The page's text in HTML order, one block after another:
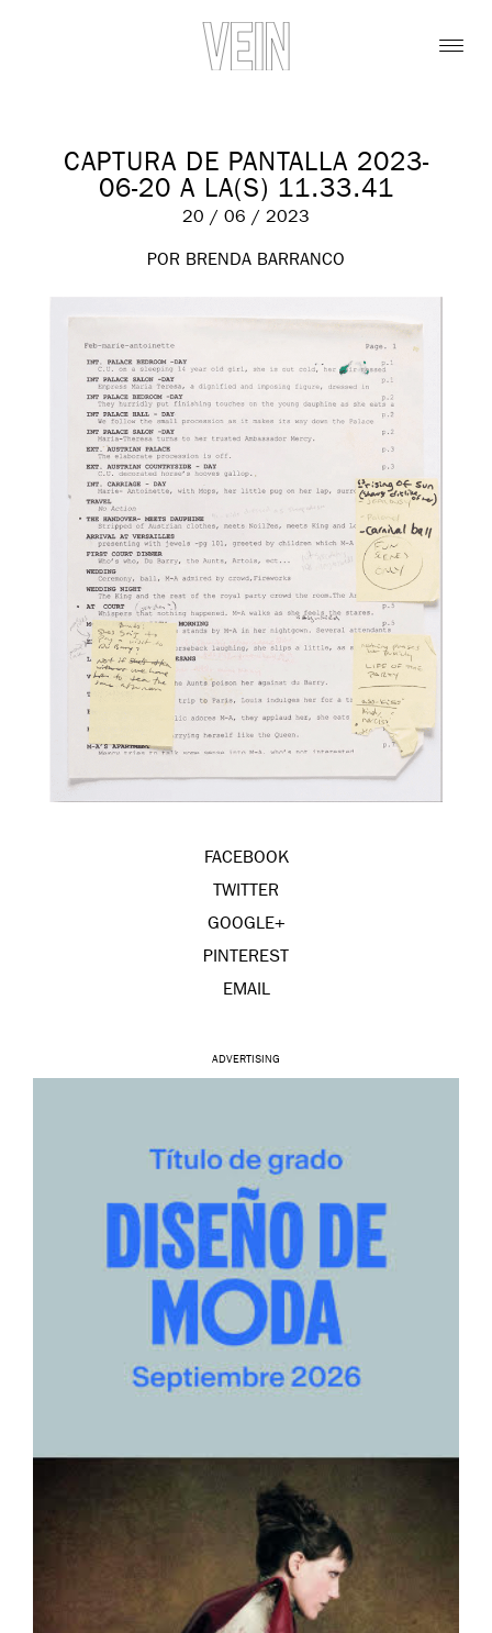
CAPTURA DE PANTALLA 2023-
06-20 A LA(S) 11.33.41
20 / 06 / 2023
POR BRENDA BARRANCO
FACEBOOK
TWITTER
GOOGLE+
PINTEREST
EMAIL
ADVERTISING